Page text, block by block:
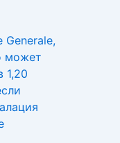
Generale,
может
1,20